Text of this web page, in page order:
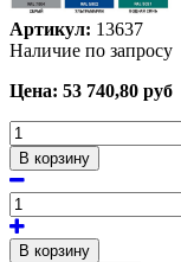
Артикул: 13637
Наличие по запросу
Цена: 53 740,80 руб
В корзину
В корзину